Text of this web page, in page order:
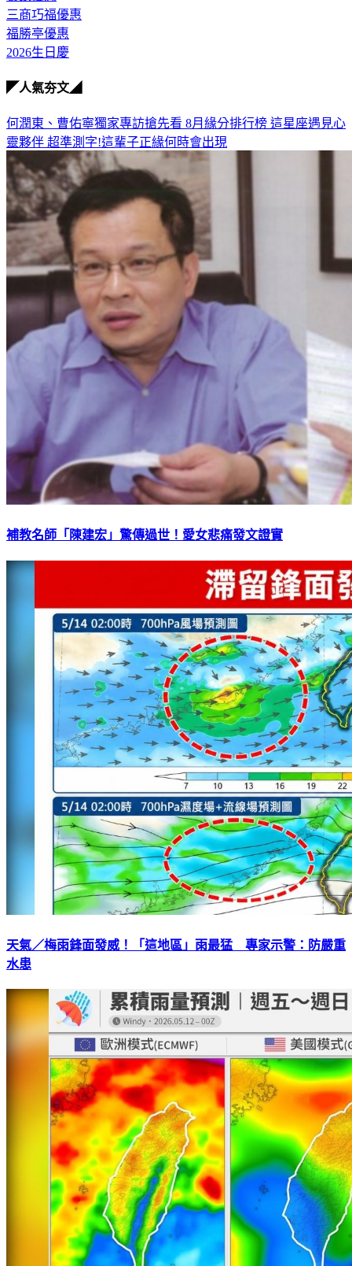
三商巧福優惠
福勝亭優惠
2026生日慶
◤人氣夯文◢
何潤東、曹佑寧獨家專訪搶先看 8月緣分排行榜 這星座遇見心
靈夥伴 超準測字!這輩子正緣何時會出現
補教名師「陳建宏」驚傳過世！愛女悲痛發文證實
天氣／梅雨鋒面發威！「這地區」雨最猛 專家示警：防嚴重
水患